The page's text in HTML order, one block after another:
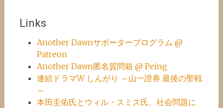
Links
Another Dawnサポータープログラム @
Patreon
Another Dawn匿名質問箱 @ Peing
連続ドラマW しんがり ～山一證券 最後の聖戦
～
本田圭佑氏とウィル・スミス氏、社会問題に